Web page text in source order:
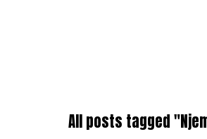
All posts tagged